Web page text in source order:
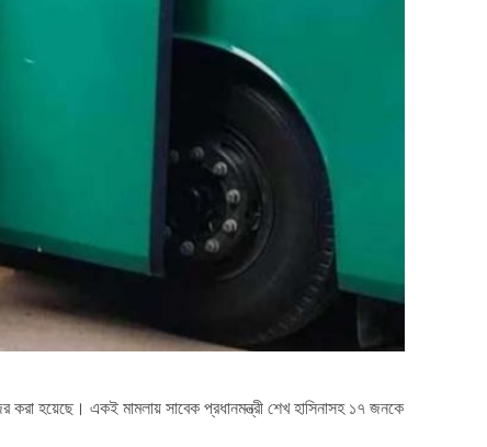
করা হয়েছে। একই মামলায় সাবেক প্রধানমন্ত্রী শেখ হাসিনাসহ ১৭ জনকে